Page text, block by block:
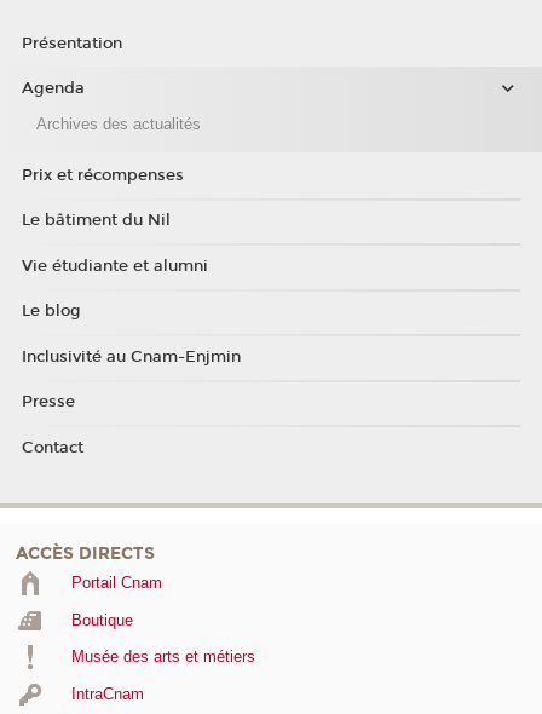
Présentation
Agenda
Archives des actualités
Prix et récompenses
Le bâtiment du Nil
Vie étudiante et alumni
Le blog
Inclusivité au Cnam-Enjmin
Presse
Contact
ACCÈS DIRECTS
Portail Cnam
Boutique
Musée des arts et métiers
IntraCnam